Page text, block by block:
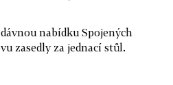
nabídku Spojených
zasedly za jednací stůl.